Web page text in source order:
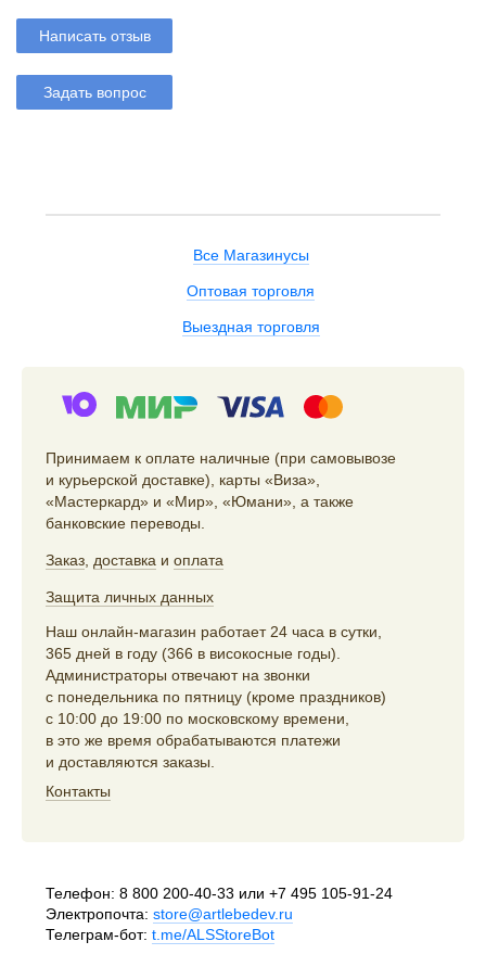
Написать отзыв
Задать вопрос
Все Магазинусы
Оптовая торговля
Выездная торговля
Принимаем к оплате наличные (при самовывозе
и курьерской доставке), карты «Виза»,
«Мастеркард» и «Мир», «Юмани», а также
банковские переводы.
Заказ доставка и оплата
Защита личных данных
Наш онлайн-магазин работает 24 часа в сутки,
365 дней в году (366 в високосные годы).
Администраторы отвечают на звонки
с понедельника по пятницу (кроме праздников)
с 10:00 до 19:00 по московскому времени,
в это же время обрабатываются платежи
и доставляются заказы.
Контакты
Телефон: 8 800 200-40-33 или +7 495 105-91-24
Электропочта: store@artlebedev.ru
Телеграм-бот: t.me/ALSStoreBot